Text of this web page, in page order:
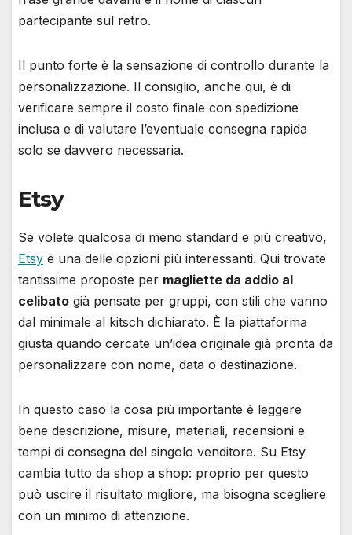
partecipante sul retro.
Il punto forte è la sensazione di controllo durante la
personalizzazione. Il consiglio, anche qui, è di
verificare sempre il costo finale con spedizione
inclusa e di valutare l’eventuale consegna rapida
solo se davvero necessaria.
Etsy
Se volete qualcosa di meno standard e più creativo,
Etsy è una delle opzioni più interessanti. Qui trovate
tantissime proposte per magliette da addio al
celibato già pensate per gruppi, con stili che vanno
dal minimale al kitsch dichiarato. È la piattaforma
giusta quando cercate un’idea originale già pronta da
personalizzare con nome, data o destinazione.
In questo caso la cosa più importante è leggere
bene descrizione, misure, materiali, recensioni e
tempi di consegna del singolo venditore. Su Etsy
cambia tutto da shop a shop: proprio per questo
può uscire il risultato migliore, ma bisogna scegliere
con un minimo di attenzione.